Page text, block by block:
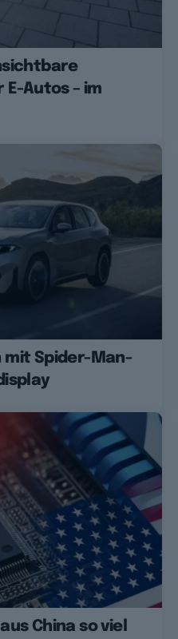
Autos – im
mit Spider-Man-
China so viel